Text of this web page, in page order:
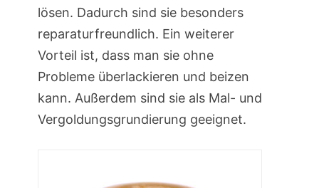
lösen. Dadurch sind sie besonders
reparaturfreundlich. Ein weiterer
Vorteil ist, dass man sie ohne
Probleme überlackieren und beizen
kann. Außerdem sind sie als Mal- und
Vergoldungsgrundierung geeignet.